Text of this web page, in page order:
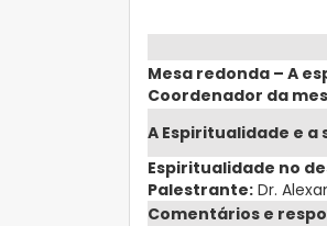
Mesa redonda – A
Coordenador da
A Espiritualidade e
Espiritualidade no
Palestrante: Dr.
Comentários e